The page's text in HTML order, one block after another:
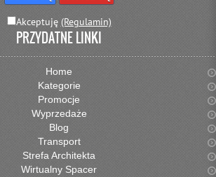
Akceptuję (Regulamin)
PRZYDATNE LINKI
Home
Kategorie
Promocje
Wyprzedaże
Blog
Transport
Strefa Architekta
Wirtualny Spacer